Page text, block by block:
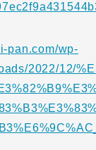
pan.com/wp-
2022/12/